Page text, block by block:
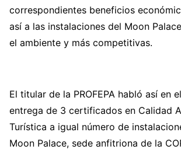
correspondientes beneficios
así a las instalaciones del Moon
el ambiente y más competitivas.
El titular de la PROFEPA habló así en
entrega de 3 certificados en Calidad
Turística a igual número de
Moon Palace, sede anfitriona de la